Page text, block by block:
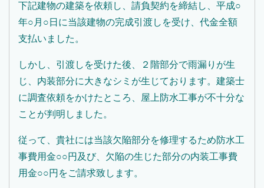
下記建物の建築を依頼し、請負契約を締結し、平成○
年○月○日に当該建物の完成引渡しを受け、代金全額
支払いました。
しかし、引渡しを受けた後、２階部分で雨漏りが生
じ、内装部分に大きなシミが生じております。建築士
に調査依頼をかけたところ、屋上防水工事が不十分な
ことが判明しました。
従って、貴社には当該欠陥部分を修理するため防水工
事費用金○○円及び、欠陥の生じた部分の内装工事費
用金○○円をご請求致します。